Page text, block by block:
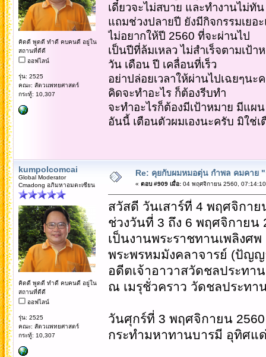
คิดดี พูดดี ทำดี คบคนดี อยู่ใน
สถานที่ดีดี
ออฟไลน์
รุ่น: 2525
คณะ: สัตวแพทยศาสตร์
กระทู้: 10,307
เดี๋ยวจะไม่สบาย และทำงานไม่ทัน
แถมช่วงปลายปี ยังมีกิจกรรมเยอ
ไม่อยากให้ปี 2560 ที่จะผ่านไป
เป็นปีที่ล้มเหลว ไม่สำเร็จตามเป้า
วัน เดือน ปี เคลื่อนที่เร็ว
อย่าปล่อยเวลาให้ผ่านไปเฉยๆนะ
คิดจะทำอะไร ก็ต้องรีบทำ
จะทำอะไรก็ต้องมีเป้าหมาย มีแผน
อันนี้ เตือนตัวผมเองนะครับ มิใช่เ
kumpolcomcai
Global Moderator
Cmadong อภิมหาอมตะเซียน
คิดดี พูดดี ทำดี คบคนดี อยู่ใน
สถานที่ดีดี
ออฟไลน์
รุ่น: 2525
คณะ: สัตวแพทยศาสตร์
กระทู้: 10,307
Re: คุยกับผมหมอตุ่น กำพล คมคาย
« ตอบ #909 เมื่อ:04 พฤศจิกายน 2560,
สวัสดี วันเสาร์ที่ 4 พฤศจิกาย
ช่วงวันที่ 3 ถึง 6 พฤศจิกายน
เป็นงานพระราชทานเพลิงศพ
พระพรหมมังคลาจารย์ (ปัญ
อดีตเจ้าอาวาสวัดชลประทา
ณ เมรุชั่วคราว วัดชลประทา
วันศุกร์ที่ 3 พฤศจิกายน 2560
กระทำมหาทานบารมี อุทิศแ